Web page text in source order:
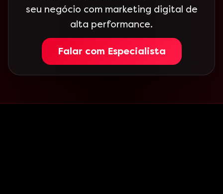
seu negócio com marketing digital de
alta performance.
Falar com Especialista